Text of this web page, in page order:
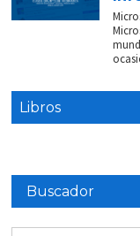
Libros
Buscador